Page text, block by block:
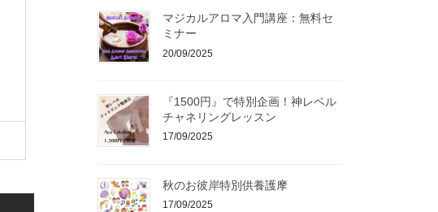
マジカルアロマ入門講座：無料セ
ミナー
20/09/2025
『1500円』で特別企画！神レベル
チャネリングレッスン
17/09/2025
秋のお彼岸特別供養護摩
17/09/2025